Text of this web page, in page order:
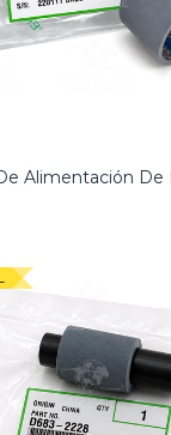
Add to Cart